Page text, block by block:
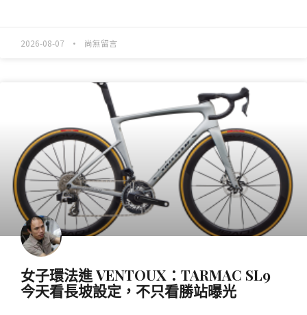
2026-08-07 尚無留言
女子環法進 VENTOUX：TARMAC SL9
今天看長坡設定，不只看勝站曝光